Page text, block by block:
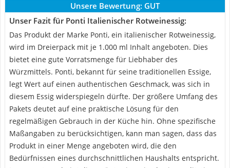
Unsere Bewertung: GUT
Unser Fazit für Ponti Italienischer Rotweinessig:
Das Produkt der Marke Ponti, ein italienischer Rotweinessig,
wird im Dreierpack mit je 1.000 ml Inhalt angeboten. Dies
bietet eine gute Vorratsmenge für Liebhaber des
Würzmittels. Ponti, bekannt für seine traditionellen Essige,
legt Wert auf einen authentischen Geschmack, was sich in
diesem Essig widerspiegeln dürfte. Der größere Umfang des
Pakets deutet auf eine praktische Lösung für den
regelmäßigen Gebrauch in der Küche hin. Ohne spezifische
Maßangaben zu berücksichtigen, kann man sagen, dass das
Produkt in einer Menge angeboten wird, die den
Bedürfnissen eines durchschnittlichen Haushalts entspricht.